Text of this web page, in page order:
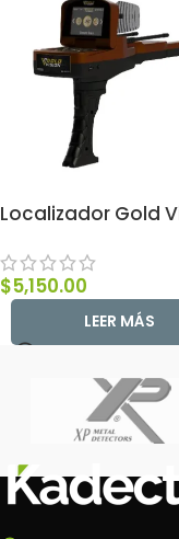
Localizador Gold
$5,150.00
LEER MÁS